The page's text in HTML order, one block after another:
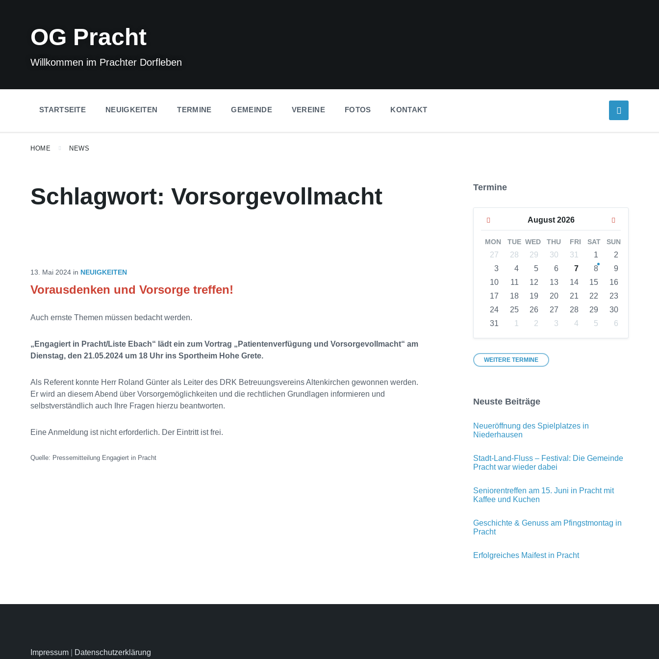
navigationOG Pracht
Willkommen im Prachter Dorfleben
STARTSEITE NEUIGKEITEN TERMINE GEMEINDE VEREINE FOTOS KONTAKT
HOME NEWS
Schlagwort: Vorsorgevollmacht
13. Mai 2024 in NEUIGKEITEN
Vorausdenken und Vorsorge treffen!
Auch ernste Themen müssen bedacht werden.
„Engagiert in Pracht/Liste Ebach“ lädt ein zum Vortrag „Patientenverfügung und Vorsorgevollmacht“ am
Dienstag, den 21.05.2024 um 18 Uhr ins Sportheim Hohe Grete.
Als Referent konnte Herr Roland Günter als Leiter des DRK Betreuungsvereins Altenkirchen gewonnen werden.
Er wird an diesem Abend über Vorsorgemöglichkeiten und die rechtlichen Grundlagen informieren und
selbstverständlich auch Ihre Fragen hierzu beantworten.
Eine Anmeldung ist nicht erforderlich. Der Eintritt ist frei.
Quelle: Pressemitteilung Engagiert in Pracht
Termine
August 2026
Next
MON TUE WED THU FRI SAT SUN
Skip
days
27 28 29 30 31 1
2
3
4 5 6 7 8
9
10
11 12 13 14 15
16
17
18 19 20 21 22
23
24
25 26 27 28 29
30
31
1 2 3 4 5
6
calendar
days
WEITERE TERMINE
Neuste Beiträge
Neueröffnung des Spielplatzes in
Niederhausen
Stadt-Land-Fluss – Festival: Die Gemeinde
Pracht war wieder dabei
Seniorentreffen am 15. Juni in Pracht mit
Kaffee und Kuchen
Geschichte & Genuss am Pfingstmontag in
Pracht
Erfolgreiches Maifest in Pracht
Impressum Datenschutzerklärung